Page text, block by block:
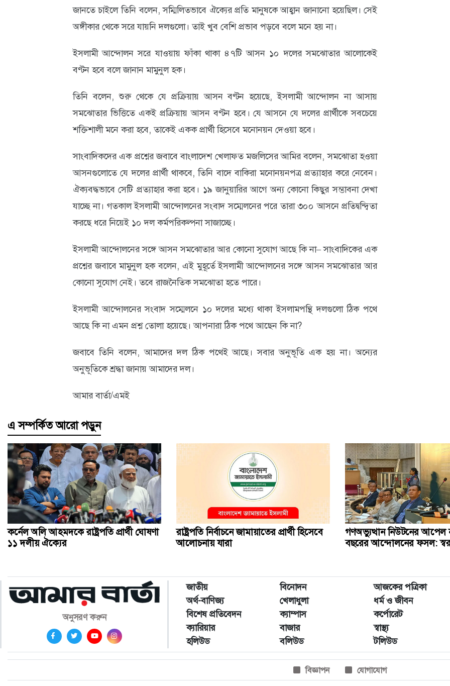
জানতে চাইলে তিনি বলেন, সম্মিলিতভাবে ঐক্যের প্রতি মানুষকে আহ্বান জানানো হয়েছিল। সেই
অঙ্গীকার থেকে সরে যায়নি দলগুলো। তাই খুব বেশি প্রভাব পড়বে বলে মনে হয় না।
ইসলামী আন্দোলন সরে যাওয়ায় ফাঁকা থাকা ৪৭টি আসন ১০ দলের সমঝোতার আলোকেই
বণ্টন হবে বলে জানান মামুনুল হক।
তিনি বলেন, শুরু থেকে যে প্রক্রিয়ায় আসন বণ্টন হয়েছে, ইসলামী আন্দোলন না আসায়
সমঝোতার ভিত্তিতে একই প্রক্রিয়ায় আসন বণ্টন হবে। যে আসনে যে দলের প্রার্থীকে সবচেয়ে
শক্তিশালী মনে করা হবে, তাকেই একক প্রার্থী হিসেবে মনোনয়ন দেওয়া হবে।
সাংবাদিকদের এক প্রশ্নের জবাবে বাংলাদেশ খেলাফত মজলিসের আমির বলেন, সমঝোতা হওয়া
আসনগুলোতে যে দলের প্রার্থী থাকবে, তিনি বাদে বাকিরা মনোনয়নপত্র প্রত্যাহার করে নেবেন।
ঐক্যবদ্ধভাবে সেটি প্রত্যাহার করা হবে। ১৯ জানুয়ারির আগে অন্য কোনো কিছুর সম্ভাবনা দেখা
যাচ্ছে না। গতকাল ইসলামী আন্দোলনের সংবাদ সম্মেলনের পরে তারা ৩০০ আসনে প্রতিদ্বন্দ্বিতা
করছে ধরে নিয়েই ১০ দল কর্মপরিকল্পনা সাজাচ্ছে।
ইসলামী আন্দোলনের সঙ্গে আসন সমঝোতার আর কোনো সুযোগ আছে কি না– সাংবাদিকের এক
প্রশ্নের জবাবে মামুনুল হক বলেন, এই মুহূর্তে ইসলামী আন্দোলনের সঙ্গে আসন সমঝোতার আর
কোনো সুযোগ নেই। তবে রাজনৈতিক সমঝোতা হতে পারে।
ইসলামী আন্দোলনের সংবাদ সম্মেলনে ১০ দলের মধ্যে থাকা ইসলামপন্থি দলগুলো ঠিক পথে
আছে কি না এমন প্রশ্ন তোলা হয়েছে। আপনারা ঠিক পথে আছেন কি না?
জবাবে তিনি বলেন, আমাদের দল ঠিক পথেই আছে। সবার অনুভূতি এক হয় না। অন্যের
অনুভূতিকে শ্রদ্ধা জানায় আমাদের দল।
আমার বার্তা/এমই
এ সম্পর্কিত আরো পড়ুন
কর্নেল অলি আহমদকে রাষ্ট্রপতি প্রার্থী ঘোষণা
১১ দলীয় ঐক্যের
রাষ্ট্রপতি নির্বাচনে জামায়াতের প্রার্থী হিসেবে
আলোচনায় যারা
গণঅভ্যুত্থান নিউটনের আপেল
বছরের আন্দোলনের ফসল:
অনুসরণ করুন
জাতীয় বিনোদন আজকের পত্রিকা
অর্থ-বাণিজ্য
খেলাধুলা ধর্ম ও জীবন
বিশেষ প্রতিবেদন
ক্যাম্পাস কর্পোরেট
ক্যারিয়ার
বাজার স্বাস্থ্য
হলিউড
বলিউড টলিউড
বিজ্ঞাপন যোগাযোগ